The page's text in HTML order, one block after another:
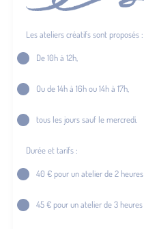
Les ateliers créatifs sont proposés :
De 10h à 12h,
Ou de 14h à 16h ou 14h à 17h,
tous les jours sauf le mercredi.
Durée et tarifs :
40 € pour un atelier de 2 heures
45 € pour un atelier de 3 heures